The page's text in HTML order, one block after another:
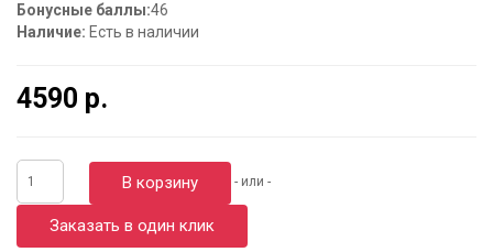
Бонусные баллы:46
Наличие: Есть в наличии
4590 р.
В корзину - или -
Заказать в один клик